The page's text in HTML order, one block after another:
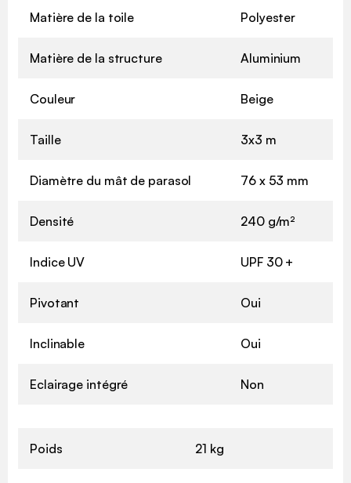
Matière de la toile Polyester
Matière de la structure Aluminium
Couleur Beige
Taille 3x3 m
Diamètre du mât de parasol 76 x 53 mm
Densité 240 g/m²
Indice UV UPF 30 +
Pivotant Oui
Inclinable Oui
Eclairage intégré Non
Poids 21 kg